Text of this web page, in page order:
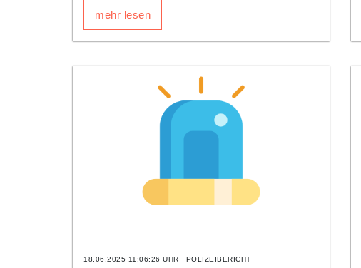
mehr lesen
18.06.2025 11:06:26 UHR POLIZEIBERICHT